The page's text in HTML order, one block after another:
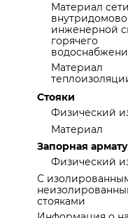
Материал сети
инженерной
горячего
Материал
Стояки
Физический
Материал
Запорная
Физический
С
стояками